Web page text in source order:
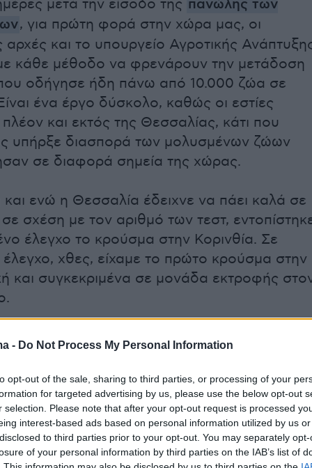
- Do Not Process My Personal Information
opt-out of the sale, sharing to third parties, or processing of your
for targeted advertising by us, please use the below opt-out
selection. Please note that after your opt-out request is processed
interest-based ads based on personal information utilized by us
to third parties prior to your opt-out. You may separately
of your personal information by third parties on the IAB’s list of
μετά την είσοδο της πανώλης των
, για πρώτη φορά στην χώρα μας, οι
αρχές και το υπουργείο Αγροτικής
κάθε μέθοδο να φρενάρουν την μετάδοση
οδήγησε ήδη πάνω από 10.000 ζώα σε
ένα έργο δύσκολο, καθώς οι εστίες
και εκτός της Θεσσαλίας, κάτι που
υπήρξε διασπορά των μολυσμένων ζώων
σε διαφορά σημεία της χώρας.
και ενώ η Θεσσαλία έδειχνε να πάει καλά σε
σχέση με τον αριθμό των τεστ,
έλεγχο το κρούσμα στην Κορινθία. Σε
χθες, είχαμε το πρώτο κρούσμα στην
και συγκεκριμένα σε μονάδα εκτροφής
η μάχη της εξάπλωσης
εστίες σε Κορινθία και Αττική
το μοντέλο της Θεσσαλίας , με τις δυο
και επιτήρησης , τριών και 10 χιλιομέτρων